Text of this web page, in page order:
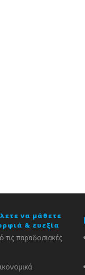
να μάθετε
& ευεξία
τις παραδοσιακές